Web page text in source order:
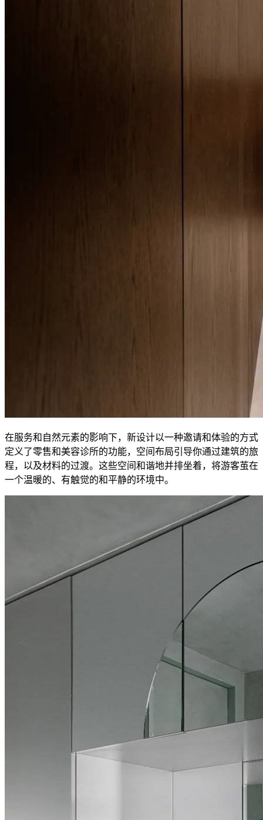
在服务和自然元素的影响下，新设计以一种邀请和体验的方式
定义了零售和美容诊所的功能，空间布局引导你通过建筑的旅
程，以及材料的过渡。这些空间和谐地并排坐着，将游客茧在
一个温暖的、有触觉的和平静的环境中。